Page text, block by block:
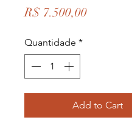
R$ 7.500,00Preço
Quantidade *
Add to Cart